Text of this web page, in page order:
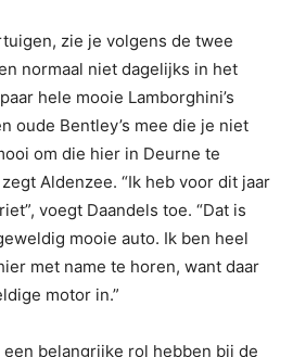
zie je volgens de twee
normaal niet dagelijks in het
hele mooie Lamborghini’s
oude Bentley’s mee die je niet
om die hier in Deurne te
Aldenzee. “Ik heb voor dit jaar
voegt Daandels toe. “Dat is
mooie auto. Ik ben heel
met name te horen, want daar
motor in.”
belangrijke rol hebben bij de